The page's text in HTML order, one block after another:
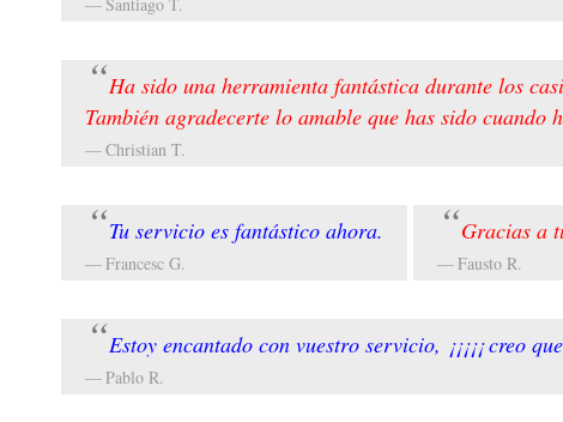
Ha sido una herramienta fantástica durante los
También agradecerte lo amable que has sido
Christian T.
Tu servicio es fantástico ahora.
Francesc G.
Gracias a
Fausto R.
Estoy encantado con vuestro servicio, ¡¡¡¡¡ creo
Pablo R.